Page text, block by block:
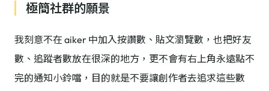
極簡社群的願景
我刻意不在 aiker 中加入按讚數、貼文瀏覽數，也把好友
數、追蹤者數放在很深的地方，更不會有右上角永遠點不
完的通知小鈴噹，目的就是不要讓創作者去追求這些數